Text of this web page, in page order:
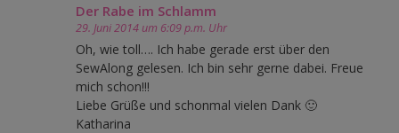
Der Rabe im Schlamm
29. Juni 2014 um 6:09 p.m. Uhr
Oh, wie toll…. Ich habe gerade erst über den
SewAlong gelesen. Ich bin sehr gerne dabei. Freue
mich schon!!!
Liebe Grüße und schonmal vielen Dank 🙂
Katharina